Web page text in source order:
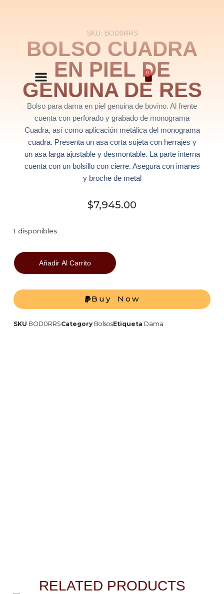
contenido
0
SKU: BOD0RRS
BOLSO CUADRA
EN PIEL DE
GENUINA DE RES
Bolso para dama en piel genuina de bovino. Al frente
cuenta con perforado y grabado de monograma
Cuadra, así como aplicación metálica del monograma
cuadra. Presenta un asa corta sujeta con herrajes y
un asa larga ajustable y desmontable. La parte interna
cuenta con un bolsillo con cierre. Asegura con imanes
y broche de metal
$7,945.00
1 disponibles
Añadir Al Carrito
Buy Now
SKU BOD0RRSCategory BolsosEtiqueta Dama
RELATED PRODUCTS